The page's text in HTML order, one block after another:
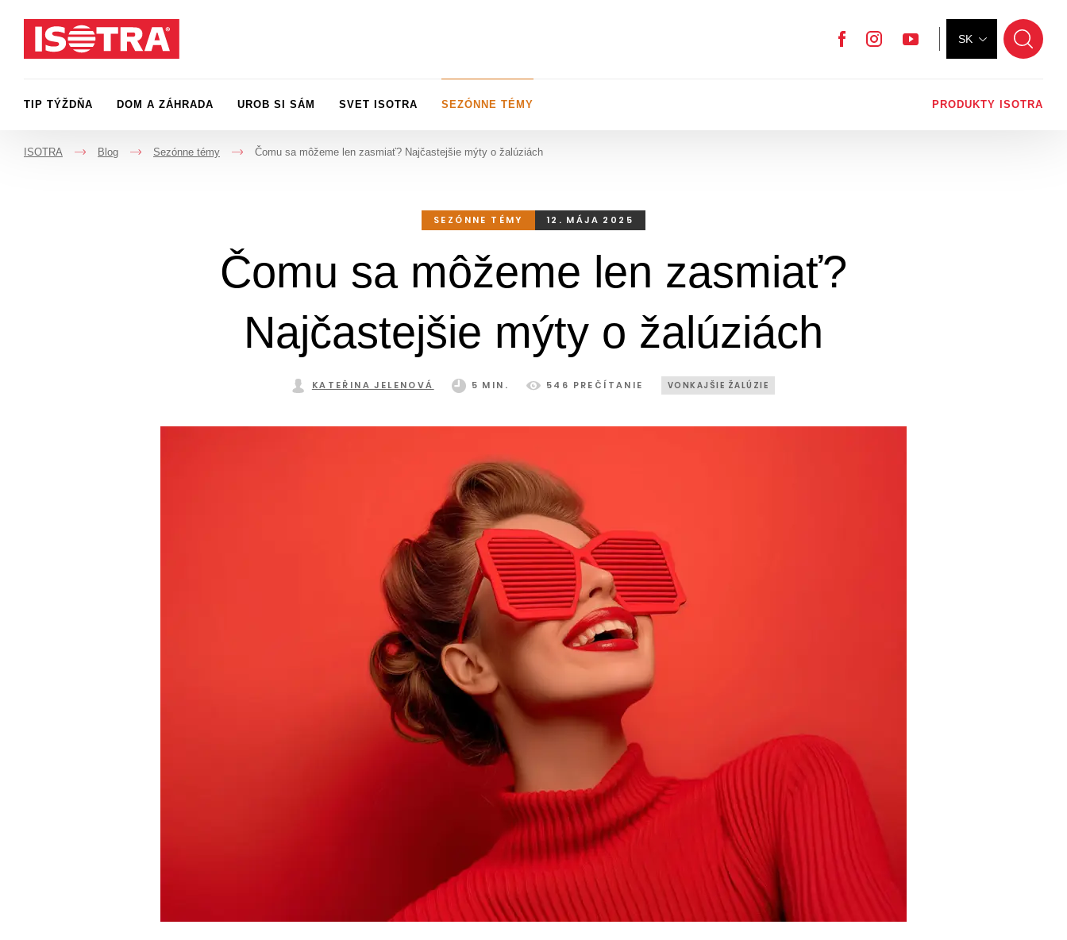
SK
YouTube
Instagram
Facebook
TIP TÝŽDŇA DOM A ZÁHRADA UROB SI SÁM SVET ISOTRA SEZÓNNE TÉMY PRODUKTY ISOTRA
ISOTRA
->
Blog
->
Sezónne témy
->
Čomu sa môžeme len zasmiať? Najčastejšie mýty o žalúziách
SEZÓNNE TÉMY 12. MÁJA 2025
Čomu sa môžeme len zasmiať?
Najčastejšie mýty o žalúziách
KATEŘINA JELENOVÁ 5 MIN. 546 PREČÍTANIE VONKAJŠIE ŽALÚZIE